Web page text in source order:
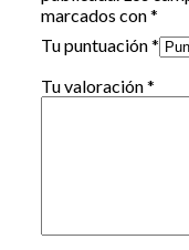
marcados con*
Tu puntuación*
Tu valoración*